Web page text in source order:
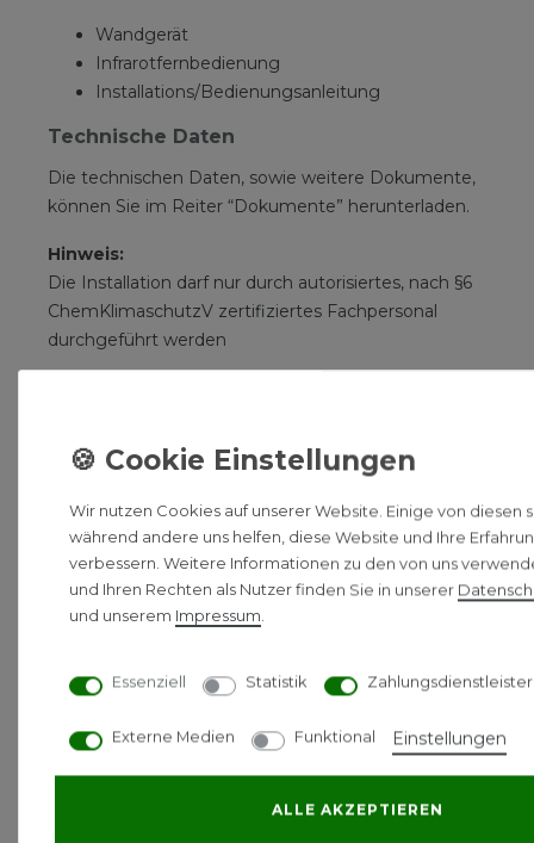
Wandgerät
Infrarotfernbedienung
Installations/Bedienungsanleitung
Technische Daten
Die technischen Daten, sowie weitere Dokumente,
können Sie im Reiter “Dokumente” herunterladen.
Hinweis:
Die Installation darf nur durch autorisiertes, nach §6
ChemKlimaschutzV zertifiziertes Fachpersonal
durchgeführt werden
Daik
sh
A15C
W
Daik
in
sh
A20
CW
Wan
Wir nutzen Cookies auf unserer Website. Einige von diesen
während andere uns helfen, diese Website und Ihre
verbessern. Weitere Informationen zu den von uns
und Ihren Rechten als Nutzer finden Sie in unserer
und unserem Impressum
Essenziell Statistik Zahlungsdienstleister
Externe Medien Funktional Einstellungen
ALLE AKZEPTIEREN